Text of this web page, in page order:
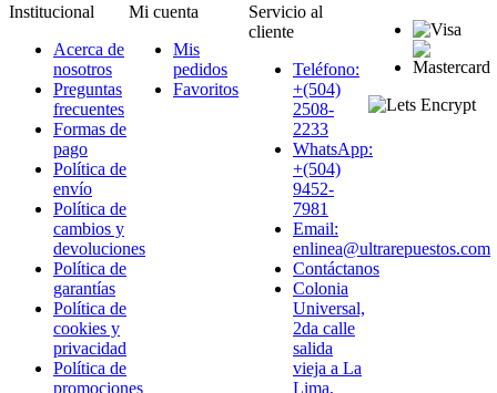
Institucional
Acerca de
nosotros
Preguntas
frecuentes
Formas de
pago
Política de
envío
Política de
cambios y
devoluciones
Política de
garantías
Política de
cookies y
privacidad
Política de
promociones
Mi cuenta
Mis
pedidos
Favoritos
Servicio al
cliente
Teléfono:
+(504)
2508-
2233
WhatsApp:
+(504)
9452-
7981
Email:
enlinea@ultrarepuestos.com
Contáctanos
Colonia
Universal,
2da calle
salida
vieja a La
Lima,